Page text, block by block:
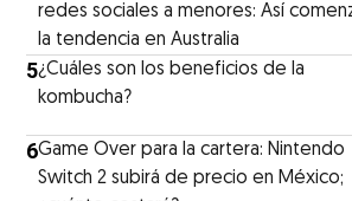
redes sociales a menores: Así
la tendencia en Australia
5¿Cuáles son los beneficios de la
kombucha?
6Game Over para la cartera: Nintendo
Switch 2 subirá de precio en México;